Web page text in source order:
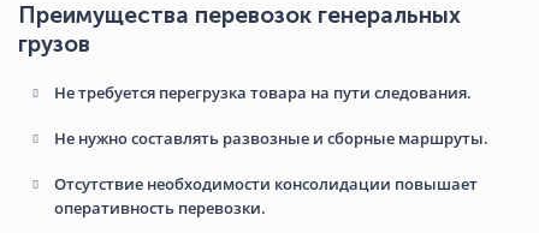
Преимущества перевозок генеральных
грузов
Не требуется перегрузка товара на пути следования.
Не нужно составлять развозные и сборные маршруты.
Отсутствие необходимости консолидации повышает
оперативность перевозки.